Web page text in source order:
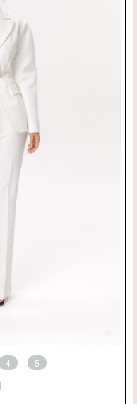
4 5